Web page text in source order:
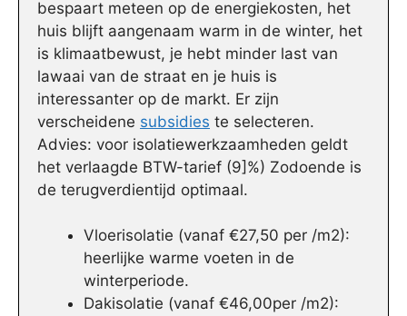
bespaart meteen op de energiekosten, het
huis blijft aangenaam warm in de winter, het
is klimaatbewust, je hebt minder last van
lawaai van de straat en je huis is
interessanter op de markt. Er zijn
verscheidene subsidies te selecteren.
Advies: voor isolatiewerkzaamheden geldt
het verlaagde BTW-tarief (9]%) Zodoende is
de terugverdientijd optimaal.
Vloerisolatie (vanaf €27,50 per /m2):
heerlijke warme voeten in de
winterperiode.
Dakisolatie (vanaf €46,00per /m2):